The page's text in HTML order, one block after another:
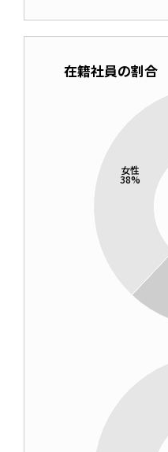
在籍社員の割合